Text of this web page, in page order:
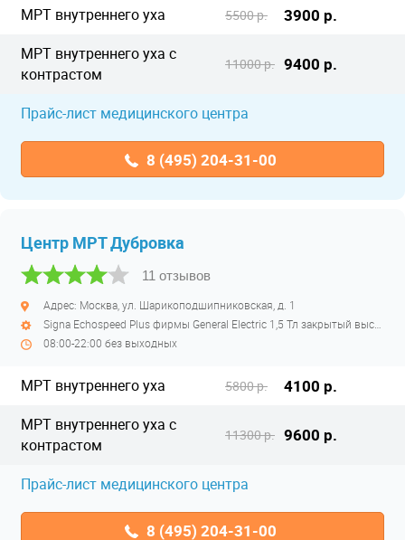
МРТ внутреннего уха 5500 р. 3900 р.
МРТ внутреннего уха с
контрастом
11000 р. 9400 р.
Прайс-лист медицинского центра
8 (495) 204-31-00
Центр МРТ Дубровка
11 отзывов
Адрес: Москва, ул. Шарикоподшипниковская, д. 1
08:00-22:00 без выходных
МРТ внутреннего уха 5800 р. 4100 р.
МРТ внутреннего уха с
контрастом
11300 р. 9600 р.
Прайс-лист медицинского центра
8 (495) 204-31-00